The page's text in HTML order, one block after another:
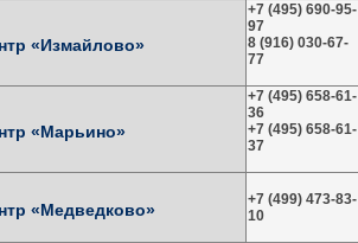
«Измайлово»
+7 (495) 690-95-
97
8 (916) 030-67-
77
«Марьино»
+7 (495) 658-61-
36
+7 (495) 658-61-
37
«Медведково»
+7 (499) 473-83-
10